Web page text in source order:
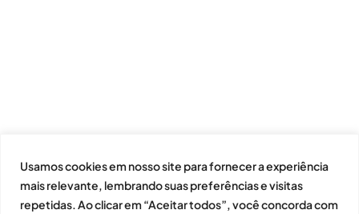
Usamos cookies em nosso site para fornecer a experiência
mais relevante, lembrando suas preferências e visitas
repetidas. Ao clicar em “Aceitar todos”, você concorda com